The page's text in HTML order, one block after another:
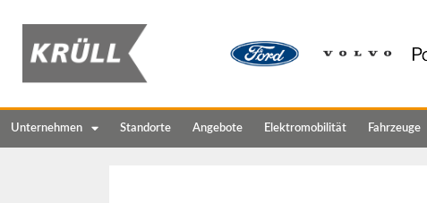
Unternehmen Standorte Angebote Elektromobilität Fahrzeuge